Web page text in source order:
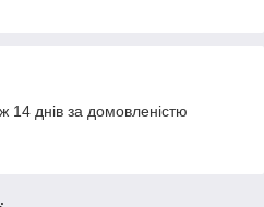
14 днів за домовленістю